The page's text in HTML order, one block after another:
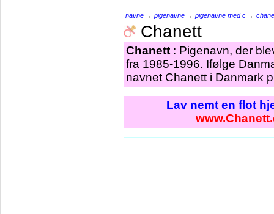
navne→ pigenavne→ pigenavne med c→
Chanett
Chanett : Pigenavn, der
fra 1985-1996. Ifølge
navnet Chanett i Danmark
Lav nemt en flot